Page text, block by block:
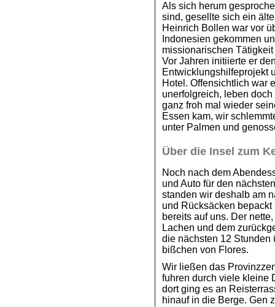
Als sich herum
sind, gesellte sich ein
Heinrich Bollen war vor
Indonesien gekommen
missionarischen
Vor Jahren initiierte er
Entwicklungshilfeprojekt
Hotel. Offensichtlich war
unerfolgreich, leben
ganz froh mal wieder
Essen kam, wir
unter Palmen und
Über die Insel zum
Noch nach dem
und Auto für den
standen wir deshalb am
und Rücksäcken
bereits auf uns. Der
Lachen und dem
die nächsten 12 Stunden
bißchen von Flores.
Wir ließen das
fuhren durch viele kleine
dort ging es an
hinauf in die Berge. Gen